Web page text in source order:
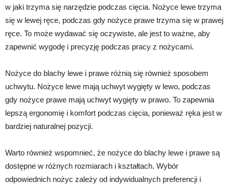
w jaki trzyma się narzędzie podczas cięcia. Nożyce lewe trzyma
się w lewej ręce, podczas gdy nożyce prawe trzyma się w prawej
ręce. To może wydawać się oczywiste, ale jest to ważne, aby
zapewnić wygodę i precyzję podczas pracy z nożycami.
Nożyce do blachy lewe i prawe różnią się również sposobem
uchwytu. Nożyce lewe mają uchwyt wygięty w lewo, podczas
gdy nożyce prawe mają uchwyt wygięty w prawo. To zapewnia
lepszą ergonomię i komfort podczas cięcia, ponieważ ręka jest w
bardziej naturalnej pozycji.
Warto również wspomnieć, że nożyce do blachy lewe i prawe są
dostępne w różnych rozmiarach i kształtach. Wybór
odpowiednich nożyc zależy od indywidualnych preferencji i